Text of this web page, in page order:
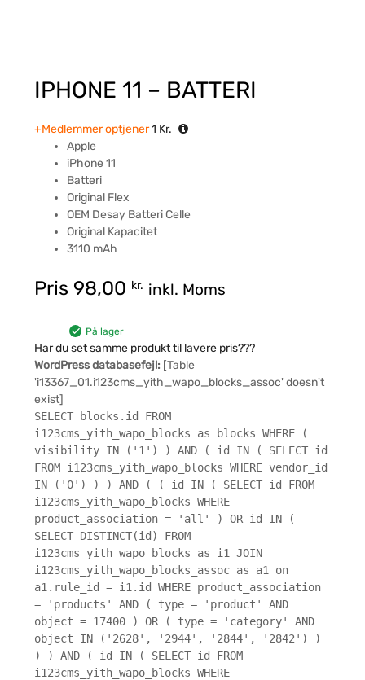
IPHONE 11 – BATTERI
+Medlemmer optjener1 Kr.
Apple
iPhone 11
Batteri
Original Flex
OEM Desay Batteri Celle
Original Kapacitet
3110 mAh
Pris 98,00 kr. inkl. Moms
På lager
Har du set samme produkt til lavere pris???
WordPress databasefejl: [Table
'i13367_01.i123cms_yith_wapo_blocks_assoc' doesn't
exist]
SELECT blocks.id FROM
i123cms_yith_wapo_blocks as blocks WHERE (
visibility IN ('1') ) AND ( id IN ( SELECT id
FROM i123cms_yith_wapo_blocks WHERE vendor_id
IN ('0') ) ) AND ( ( id IN ( SELECT id FROM
i123cms_yith_wapo_blocks WHERE
product_association = 'all' ) OR id IN (
SELECT DISTINCT(id) FROM
i123cms_yith_wapo_blocks as i1 JOIN
i123cms_yith_wapo_blocks_assoc as a1 on
a1.rule_id = i1.id WHERE product_association
= 'products' AND ( type = 'product' AND
object = 17400 ) OR ( type = 'category' AND
object IN ('2628', '2944', '2844', '2842') )
) ) AND ( id IN ( SELECT id FROM
i123cms_yith_wapo_blocks WHERE